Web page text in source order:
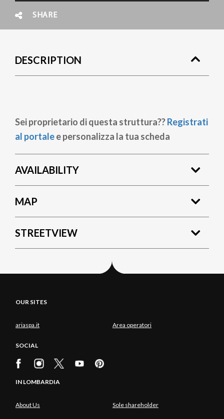
SHARE
DESCRIPTION
Sei proprietario di questa struttura??Registrati
al portalee personalizza la tua scheda
AVAILABILITY
MAP
STREETVIEW
OUR SITES
ariaspa.it Area operatori
SOCIAL
IN LOMBARDIA
About Us Sole shareholder